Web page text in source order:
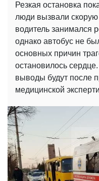
Резкая остановка
люди вызвали
водитель занимался
однако автобус не
основных причин
остановилось
выводы будут после
медицинской